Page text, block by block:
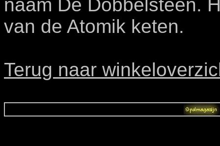
naam De Dobbelsteen.
van de Atomik keten.
Terug naar